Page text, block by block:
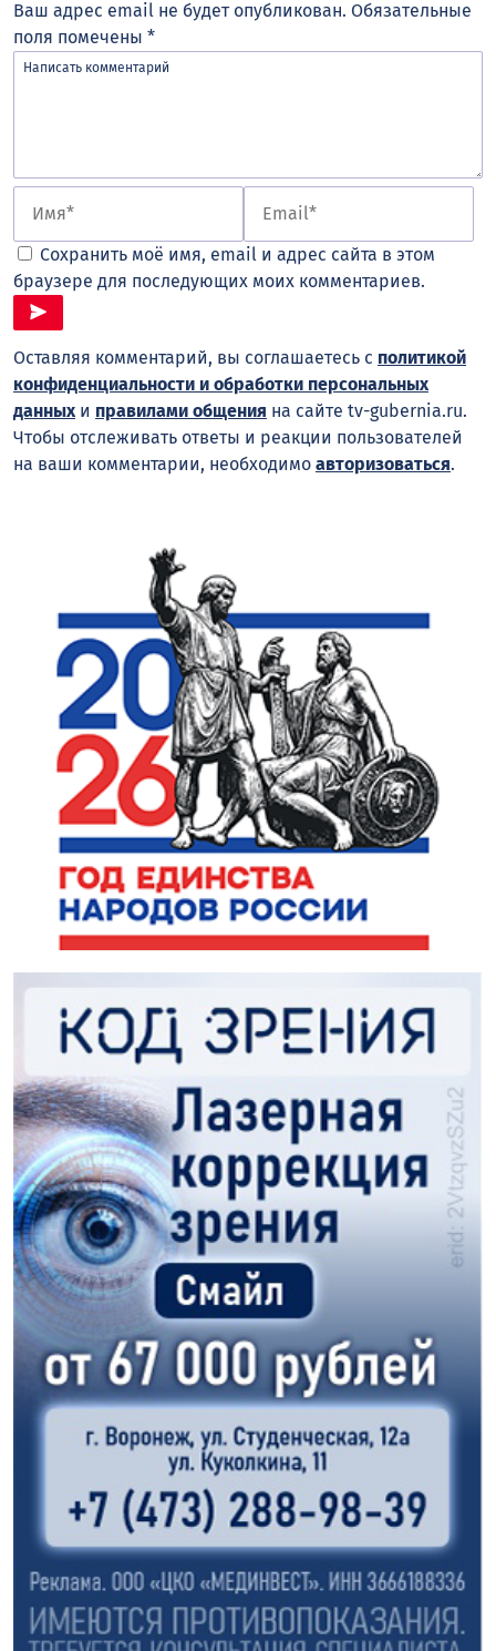
Ваш адрес email не будет опубликован. Обязательные
поля помечены *
Сохранить моё имя, email и адрес сайта в этом
браузере для последующих моих комментариев.
Оставляя комментарий, вы соглашаетесь с политикой
конфиденциальности и обработки персональных
данных и правилами общения на сайте tv-gubernia.ru.
Чтобы отслеживать ответы и реакции пользователей
на ваши комментарии, необходимо авторизоваться.